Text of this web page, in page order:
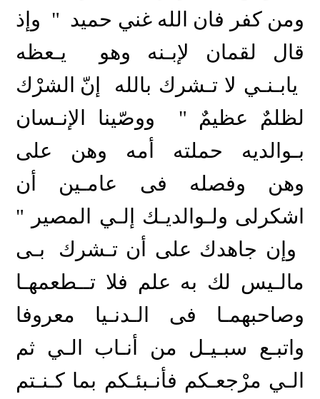
ومن كفر فان الله غني حميد " وإذ
قال لقمان لإبـنه وهو
يـعظه
يابـنـي لا تـشرك بالله
إنّ الشرْك
لظلمٌ عظيمٌ
"
ووصّينا الإنـسان
بـوالديه
حملته أمه وهن
على
وهن وفصله فى عامـين أن
اشكرلى ولـوالديـك إلـي المصير
"
وإن جاهدك على أن تـشرك
بـى
مالـيس لك به علم فلا تــطعمهـا
وصاحبهمـا فى الـدنـيا معروفا
واتبـع سبـيـل من أنـاب الـي ثم
الـي مرْجعـكم فأنـبئـكم بما كـنـتم